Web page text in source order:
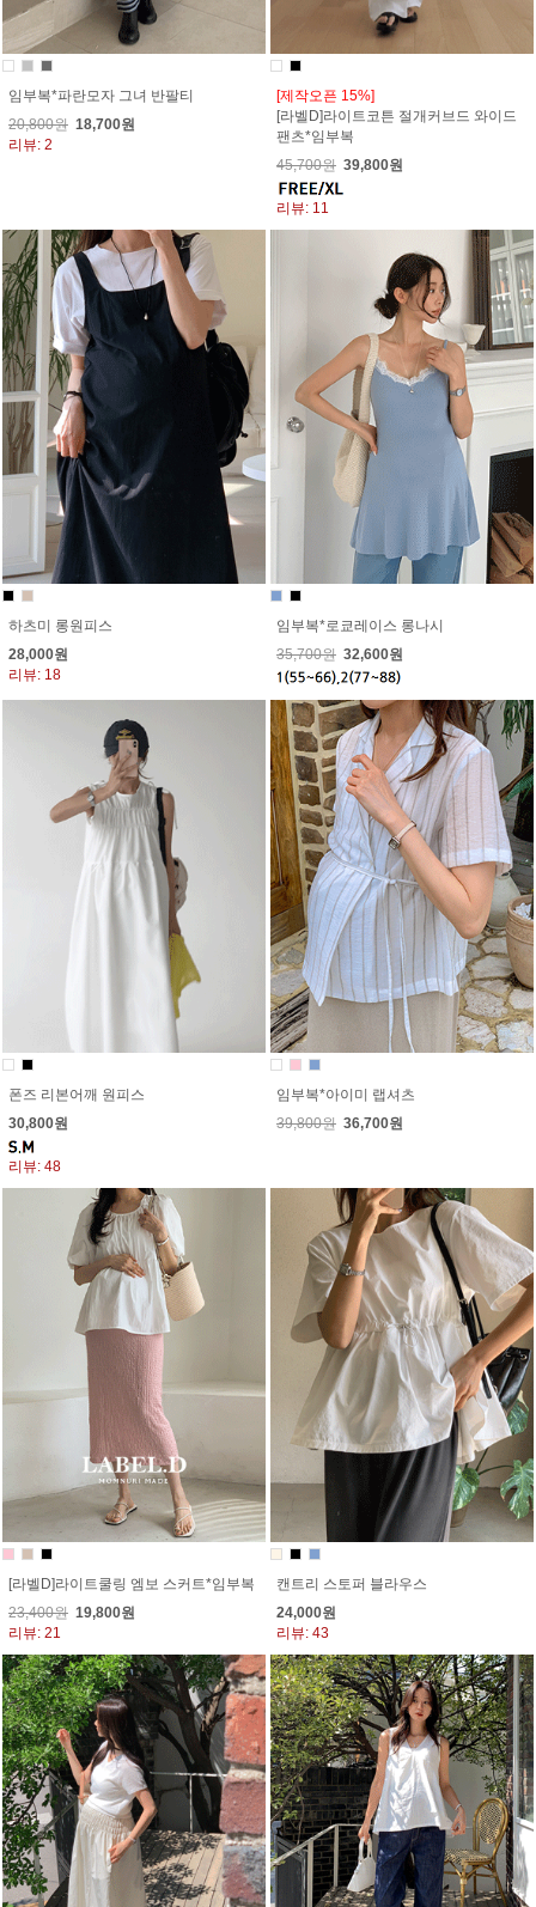
임부복*파란모자 그녀 반팔티
20,800원 18,700원
리뷰: 2
[제작오픈 15%]
[라벨D]라이트코튼 절개커브드 와이드
팬츠*임부복
45,700원 39,800원
리뷰: 11
하츠미 롱원피스
28,000원
리뷰: 18
임부복*로쿄레이스 롱나시
35,700원 32,600원
폰즈 리본어깨 원피스
30,800원
리뷰: 48
임부복*아이미 랩셔츠
39,800원 36,700원
[라벨D]라이트쿨링 엠보 스커트*임부복
23,400원 19,800원
리뷰: 21
캔트리 스토퍼 블라우스
24,000원
리뷰: 43